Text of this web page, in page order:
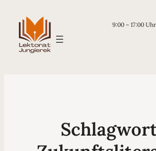
9:00 – 17:00 Uhr